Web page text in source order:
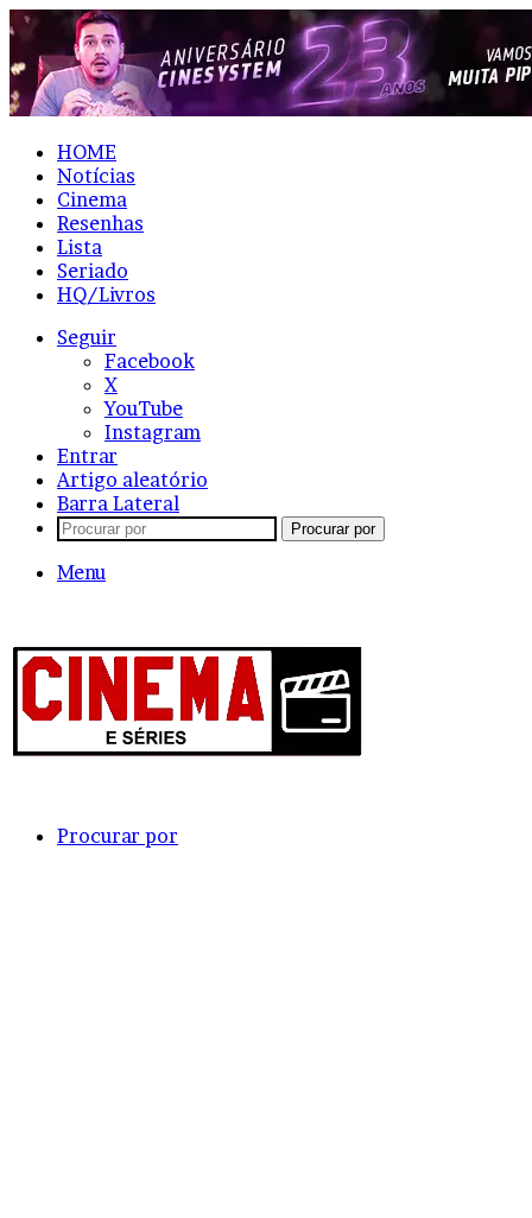
HOME
Notícias
Cinema
Resenhas
Lista
Seriado
HQ/Livros
Seguir
Facebook
X
YouTube
Instagram
Entrar
Artigo aleatório
Barra Lateral
Procurar por
Menu
Procurar por